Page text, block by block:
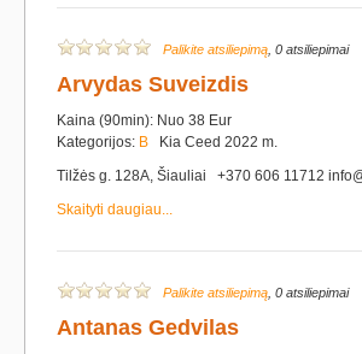
Palikite atsiliepimą , 0 atsiliepimai
Arvydas Suveizdis
Kaina (90min): Nuo 38 Eur
Kategorijos: B Kia Ceed 2022 m.
Tilžės g. 128A, Šiauliai +370 606 11712
Skaityti daugiau...
Palikite atsiliepimą , 0 atsiliepimai
Antanas Gedvilas